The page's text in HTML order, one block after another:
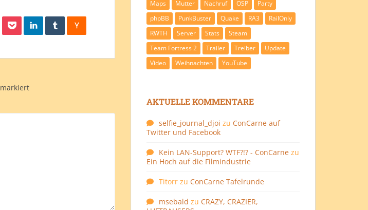
markiert
Maps
Mutter Nachruf OSP
Party
phpBB
PunkBuster Quake RA3
RailOnly
RWTH
Server Stats
Steam
Team Fortress 2
Trailer Treiber
Update
Video
Weihnachten YouTube
AKTUELLE KOMMENTARE
selfie_journal_djoi zu ConCarne auf
Twitter und Facebook
Kein LAN-Support? WTF?!? - ConCarne zu
Ein Hoch auf die Filmindustrie
Titorr zu ConCarne Tafelrunde
msebald zu CRAZY, CRAZIER,